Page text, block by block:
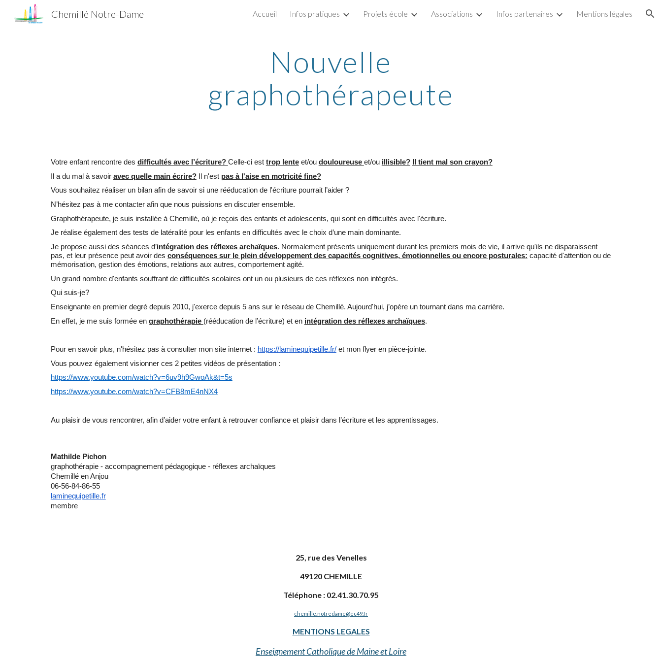
Skip to main content Skip to navigation
Chemillé Notre-Dame Accueil Infos pratiques Projets école Associations Infos partenaires Mentions légales
Nouvelle
graphothérapeute
Votre enfant rencontre des difficultés avec l’écriture? Celle-ci est trop lenteet/ou douloureuse et/ou illisible?
Il tient mal son crayon?
Il a du mal à savoir avec quelle main écrire?Il n'est pas à l'aise en motricité fine?
Vous souhaitez réaliser un bilan afin de savoir si une rééducation de l'écriture pourrait l’aider ?
N’hésitez pas à me contacter afin que nous puissions en discuter ensemble.
Graphothérapeute, je suis installée à Chemillé, où je reçois des enfants et adolescents, qui sont en difficultés avec l'écriture.
Je réalise également des tests de latéralité pour les enfants en difficultés avec le choix d’une main dominante.
Je propose aussi des séances d’intégration des réflexes archaïques. Normalement présents uniquement durant les premiers mois de vie, il arrive qu'ils ne disparaissent
pas, et leur présence peut avoir des conséquences sur le plein développement des capacités cognitives, émotionnelles ou encore posturales: capacité d'attention ou de
mémorisation, gestion des émotions, relations aux autres, comportement agité.
Un grand nombre d'enfants souffrant de difficultés scolaires ont un ou plusieurs de ces réflexes non intégrés.
Qui suis-je?
Enseignante en premier degré depuis 2010, j'exerce depuis 5 ans sur le réseau de Chemillé. Aujourd'hui, j’opère un tournant dans ma carrière.
En effet, je me suis formée en graphothérapie (rééducation de l’écriture) et en intégration des réflexes archaïques.
Pour en savoir plus, n'hésitez pas à consulter mon site internet : https://laminequipetille.fr/et mon flyer en pièce-jointe.
Vous pouvez également visionner ces 2 petites vidéos de présentation :
https://www.youtube.com/watch?v=6uv9h9GwoAk&t=5s
https://www.youtube.com/watch?v=CFB8mE4nNX4
Au plaisir de vous rencontrer, afin d’aider votre enfant à retrouver confiance et plaisir dans l’écriture et les apprentissages.
Mathilde Pichon
graphothérapie - accompagnement pédagogique - réflexes archaïques
Chemillé en Anjou
06-56-84-86-55
laminequipetille.fr
membre
25, rue des Venelles
49120 CHEMILLE
Téléphone : 02.41.30.70.95
chemille.notredame@ec49.fr
MENTIONS LEGALES
Enseignement Catholique de Maine et Loire